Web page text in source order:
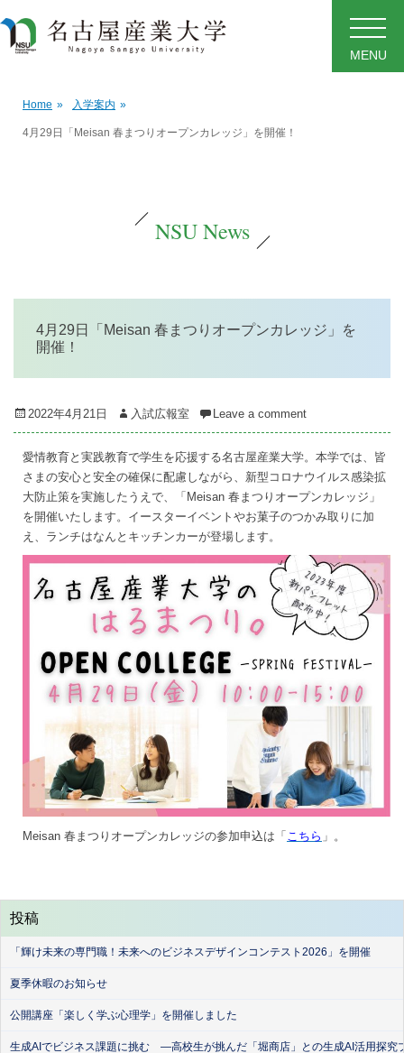
MENU
Home » 入学案内 »
4月29日「Meisan 春まつりオープンカレッジ」を開催！
NSU News
4月29日「Meisan 春まつりオープンカレッジ」を
開催！
Posted
on
2022年4月21日 Author
入試広報室 Leave a comment
愛情教育と実践教育で学生を応援する名古屋産業大学。本学では、皆
さまの安心と安全の確保に配慮しながら、新型コロナウイルス感染拡
大防止策を実施したうえで、「Meisan 春まつりオープンカレッジ」
を開催いたします。イースターイベントやお菓子のつかみ取りに加
え、ランチはなんとキッチンカーが登場します。
Meisan 春まつりオープンカレッジの参加申込は「 こちら 」。
投稿
「輝け未来の専門職！未来へのビジネスデザインコンテスト2026」を開催
夏季休暇のお知らせ
公開講座「楽しく学ぶ心理学」を開催しました
生成AIでビジネス課題に挑む ―高校生が挑んだ「堀商店」との生成AI活用探究